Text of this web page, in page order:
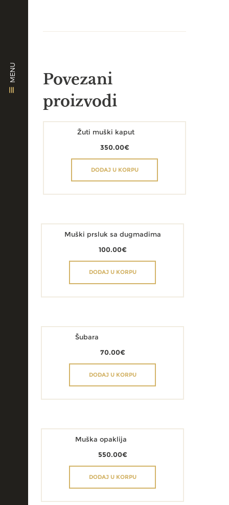
MENU
Povezani
proizvodi
Žuti muški kaput
350.00€
DODAJ U KORPU
Muški prsluk sa dugmadima
100.00€
DODAJ U KORPU
Šubara
70.00€
DODAJ U KORPU
Muška opaklija
550.00€
DODAJ U KORPU